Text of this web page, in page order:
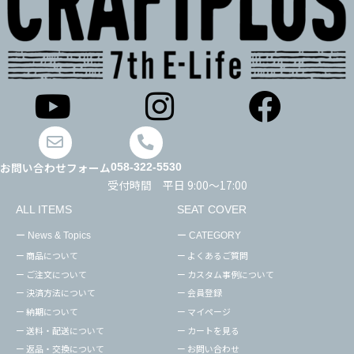
お問い合わせフォーム058-322-5530
受付時間 平日 9:00～17:00
ALL ITEMS
ー News & Topics
ー 商品について
ー ご注文について
ー 決済方法について
ー 納期について
ー 送料・配送について
ー 返品・交換について
SEAT COVER
ー CATEGORY
ー よくあるご質問
ー カスタム事例について
ー 会員登録
ー マイページ
ー カートを見る
ー お問い合わせ